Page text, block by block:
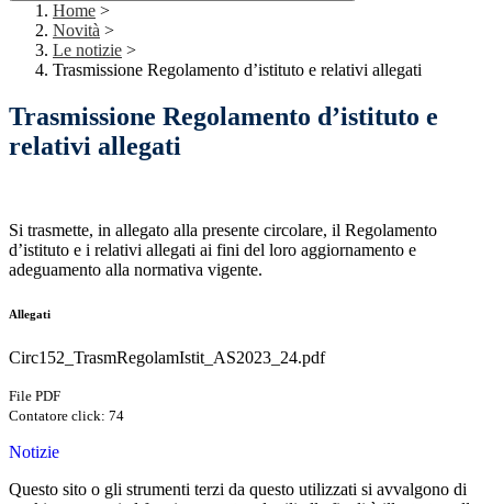
Home >
Novità >
Le notizie >
Trasmissione Regolamento d’istituto e relativi allegati
Trasmissione Regolamento d’istituto e
relativi allegati
Si trasmette, in allegato alla presente circolare, il Regolamento
d’istituto e i relativi allegati ai fini del loro aggiornamento e
adeguamento alla normativa vigente.
Allegati
Circ152_TrasmRegolamIstit_AS2023_24.pdf
File PDF
Contatore click: 74
Notizie
Questo sito o gli strumenti terzi da questo utilizzati si avvalgono di